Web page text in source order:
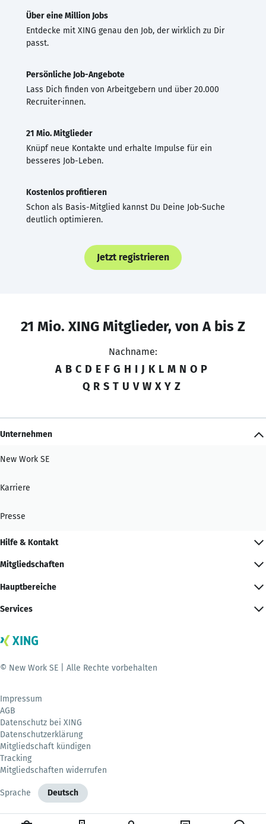
Über eine Million Jobs
Entdecke mit XING genau den Job, der wirklich zu Dir
passt.
Persönliche Job-Angebote
Lass Dich finden von Arbeitgebern und über 20.000
Recruiter·innen.
21 Mio. Mitglieder
Knüpf neue Kontakte und erhalte Impulse für ein
besseres Job-Leben.
Kostenlos profitieren
Schon als Basis-Mitglied kannst Du Deine Job-Suche
deutlich optimieren.
Jetzt registrieren
21 Mio. XING Mitglieder, von A bis Z
Nachname:
A B C D E F G H I J K L M N O P
Q R S T U V W X Y Z
Unternehmen
New Work SE
Karriere
Presse
Hilfe & Kontakt
Mitgliedschaften
Hauptbereiche
Services
© New Work SE | Alle Rechte vorbehalten
Impressum
AGB
Datenschutz bei XING
Datenschutzerklärung
Mitgliedschaft kündigen
Tracking
Mitgliedschaften widerrufen
Sprache Deutsch